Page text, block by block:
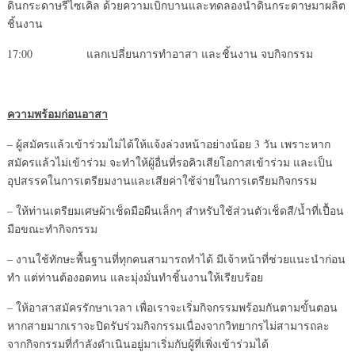
ดินกระดาษรีไซเคิล ด้วยความเบิกบานและทดลองนำดินกระดาษมาผลิต
ชิ้นงาน
17:00 แลกเปลี่ยนการทำอาสา และชิ้นงาน จบกิจกรรม
ความพร้อมก่อนอาสา
– ผู้สมัครแล้วเข้าร่วมไม่ได้ให้แจ้งล่วงหน้าอย่างน้อย 3 วัน เพราะหาก
สมัครแล้วไม่เข้าร่วม จะทำให้ผู้อื่นที่รอคิวเสียโอกาสเข้าร่วม และเป็น
อุปสรรคในการเตรียมงานและเสียค่าใช้จ่ายในการเตรียมกิจกรรม
– ให้ท่านเตรียมเศษผ้าเช็ดมือผืนเล็กๆ สำหรับใช้ส่วนตัวเช็ดสี/น้ำที่เปื้อน
มือขณะทำกิจกรรม
– งานใช้ทักษะพื้นฐานที่ทุกคนสามารถทำได้ มีเจ้าหน้าที่ช่วยแนะนำก่อน
ทำ แต่ท่านต้องอดทน และมุ่งมั่นทำชิ้นงานให้เรียบร้อย
– ให้อาสาสมัครรักษาเวลา เพื่อเราจะเริ่มกิจกรรมพร้อมกันตามขั้นตอน
หากสายมากเราจะปิดรับร่วมกิจกรรมเนื่องจากวิทยากรไม่สามารถละ
จากกิจกรรมที่กำลังดำเนินอยู่มาเริ่มกับผู้ที่เพิ่งเข้าร่วมได้